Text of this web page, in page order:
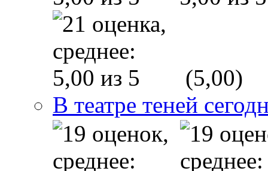
(5,00)
В театре теней